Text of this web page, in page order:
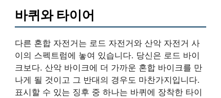
바퀴와 타이어
다른 혼합 자전거는 로드 자전거와 산악 자전거 사
이의 스펙트럼에 놓여 있습니다. 당신은 로드 바이
크보다. 산악 바이크에 더 가까운 혼합 바이크를 만
나게 될 것이고 그 반대의 경우도 마찬가지입니다.
표시할 수 있는 징후 중 하나는 바퀴에 장착한 타이